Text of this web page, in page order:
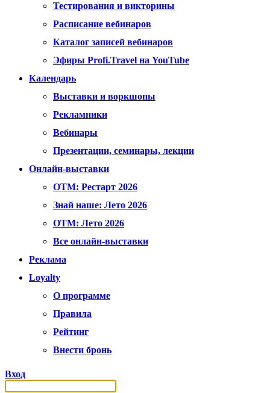
Тестирования и викторины
Расписание вебинаров
Каталог записей вебинаров
Эфиры Profi.Travel на YouTube
Календарь
Выставки и воркшопы
Рекламники
Вебинары
Презентации, семинары, лекции
Онлайн-выставки
OTM: Рестарт 2026
Знай наше: Лето 2026
OTM: Лето 2026
Все онлайн-выставки
Реклама
Loyalty
О программе
Правила
Рейтинг
Внести бронь
Вход